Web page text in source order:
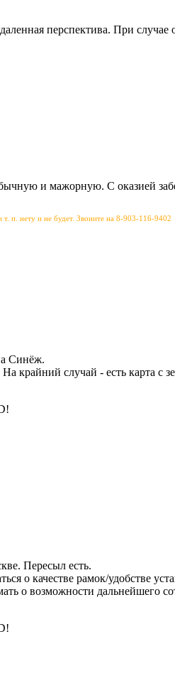
перспектива. При
и мажорную. С оказией
п. нету и не будет. Звоните на 8-903-116-9402
Синёж.
крайний случай - есть карта с
Пересыл есть.
о качестве рамок/удобстве
о возможности дальнейшего